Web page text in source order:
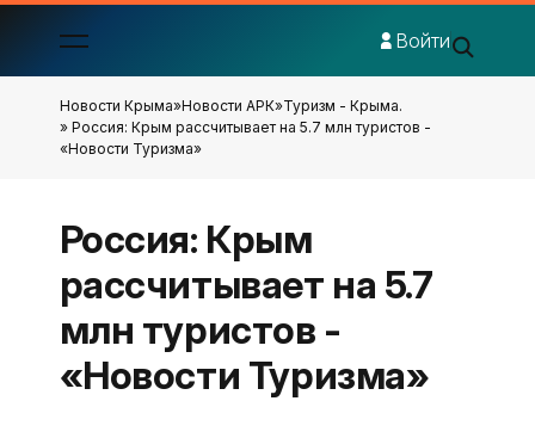
Войти
Новости Крыма»Новости АРК»Туризм - Крыма.
» Россия: Крым рассчитывает на 5.7 млн туристов -
«Новости Туризма»
Россия: Крым
рассчитывает на 5.7
млн туристов -
«Новости Туризма»